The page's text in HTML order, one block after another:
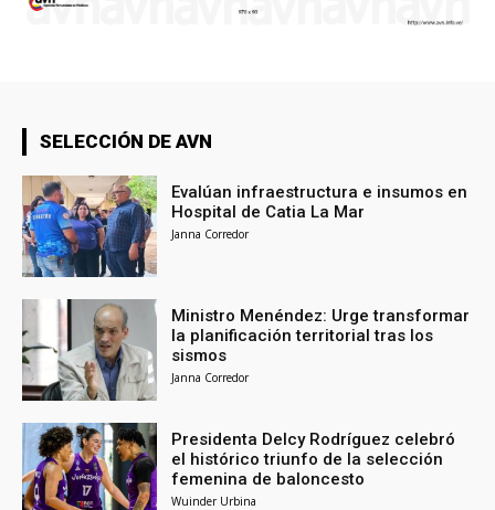
SELECCIÓN DE AVN
Evalúan infraestructura e insumos en
Hospital de Catia La Mar
Janna Corredor
Ministro Menéndez: Urge transformar
la planificación territorial tras los
sismos
Janna Corredor
Presidenta Delcy Rodríguez celebró
el histórico triunfo de la selección
femenina de baloncesto
Wuinder Urbina